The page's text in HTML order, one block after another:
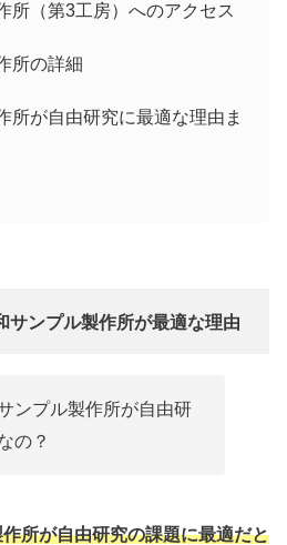
所（第3工房）へのアクセス
所の詳細
所が自由研究に最適な理由ま
サンプル製作所が最適な理由
ンプル製作所が自由研
の？
所が自由研究の課題に最適だと